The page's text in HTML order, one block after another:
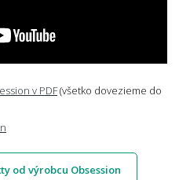
v PDF(všetko dovezieme do
od výrobcu Obsession